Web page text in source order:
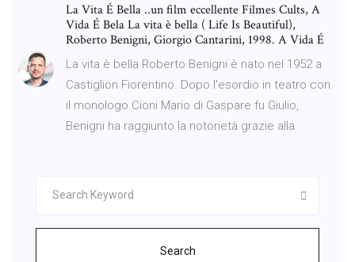
La Vita É Bella ..un film eccellente Filmes Cults, A
Vida É Bela La vita è bella ( Life Is Beautiful),
Roberto Benigni, Giorgio Cantarini, 1998. A Vida É
La vita è bella Roberto Benigni è nato nel 1952 a
Castiglion Fiorentino. Dopo l'esordio in teatro con
il monologo Cioni Mario di Gaspare fu Giulio,
Benigni ha raggiunto la notorietà grazie alla
Search